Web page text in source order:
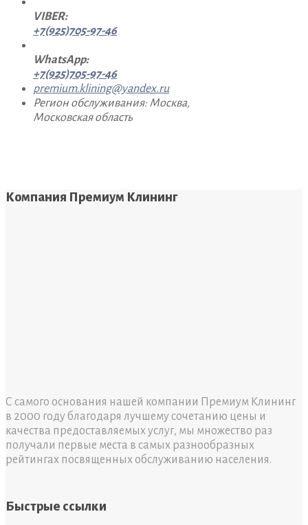
VIBER:
+7(925)705-97-46
WhatsApp:
+7(925)705-97-46
premium.klining@yandex.ru
Регион обслуживания: Москва,
Московская область
Компания Премиум Клининг
С самого основания нашей компании Премиум Клининг
в 2000 году благодаря лучшему сочетанию цены и
качества предоставляемых услуг, мы множество раз
получали первые места в самых разнообразных
рейтингах посвященных обслуживанию населения.
Быстрые ссылки